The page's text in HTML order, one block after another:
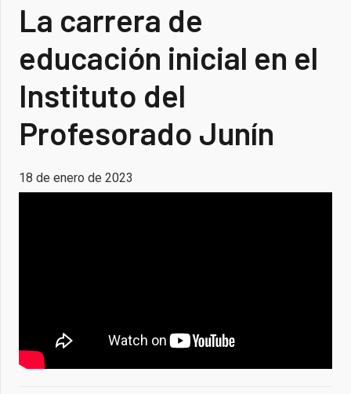
La carrera de
educación inicial en el
Instituto del
Profesorado Junín
18 de enero de 2023